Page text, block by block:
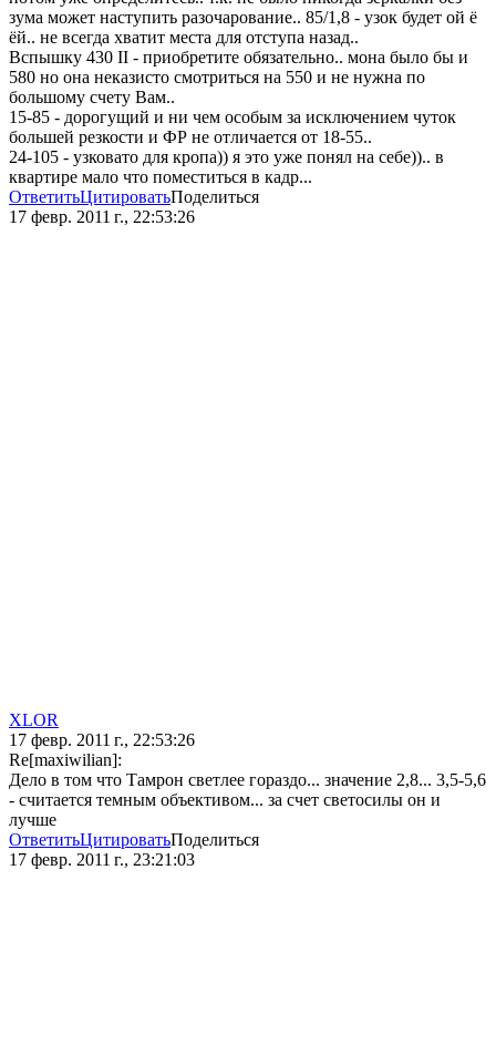
зума может наступить разочарование.. 85/1,8 - узок будет ой ё
ёй.. не всегда хватит места для отступа назад..
Вспышку 430 II - приобретите обязательно.. мона было бы и
580 но она неказисто смотриться на 550 и не нужна по
большому счету Вам..
15-85 - дорогущий и ни чем особым за исключением чуток
большей резкости и ФР не отличается от 18-55..
24-105 - узковато для кропа)) я это уже понял на себе)).. в
квартире мало что поместиться в кадр...
ОтветитьЦитироватьПоделиться
17 февр. 2011 г., 22:53:26
XLOR
17 февр. 2011 г., 22:53:26
Re[maxiwilian]:
Дело в том что Тамрон светлее гораздо... значение 2,8... 3,5-5,6
- считается темным объективом... за счет светосилы он и
лучше
ОтветитьЦитироватьПоделиться
17 февр. 2011 г., 23:21:03